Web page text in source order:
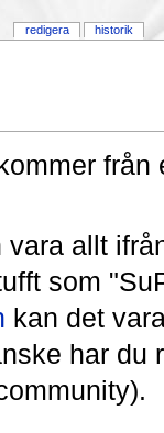
från
vara allt
som
kan det
har
redigera historik